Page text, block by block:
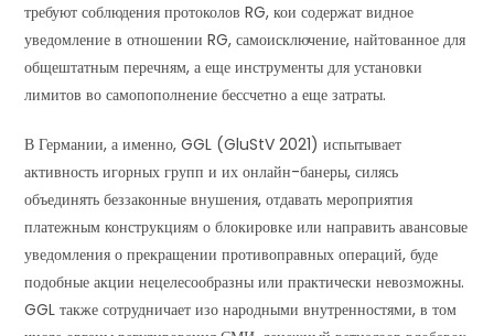
требуют соблюдения протоколов RG, кои содержат видное
уведомление в отношении RG, самоисключение, найтованное для
общештатным перечням, а еще инструменты для установки
лимитов во самопополнение бессчетно а еще затраты.
В Германии, а именно, GGL (GluStV 2021) испытывает
активность игорных групп и их онлайн-банеры, силясь
объединять беззаконные внушения, отдавать мероприятия
платежным конструкциям о блокировке или направить авансовые
уведомления о прекращении противоправных операций, буде
подобные акции нецелесообразны или практически невозможны.
GGL также сотрудничает изо народными внутренностями, в том